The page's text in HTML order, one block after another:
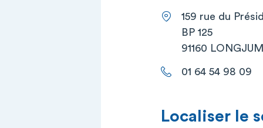
159 rue du
BP 125
91160
01 64 54 98 09
Localiser le